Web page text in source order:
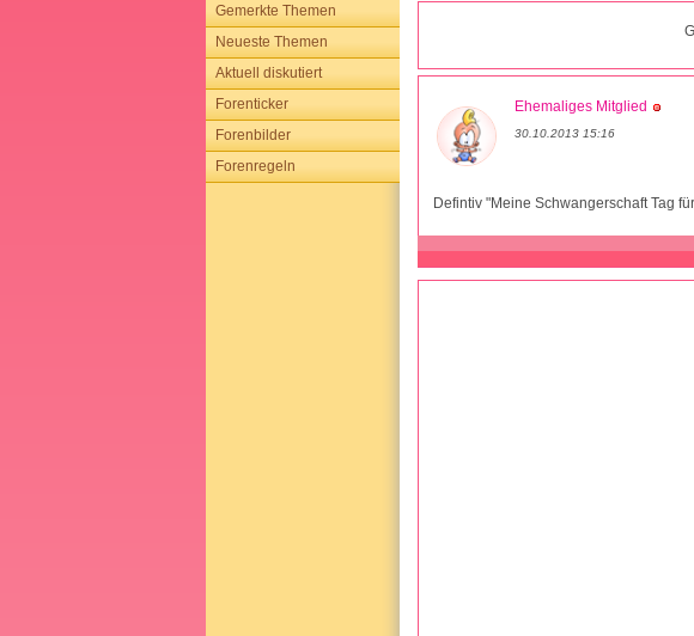
Gemerkte Themen
Neueste Themen
Aktuell diskutiert
Forenticker
Forenbilder
Forenregeln
Ehemaliges Mitglied
30.10.2013 15:16
Defintiv "Meine Schwangerschaft Tag